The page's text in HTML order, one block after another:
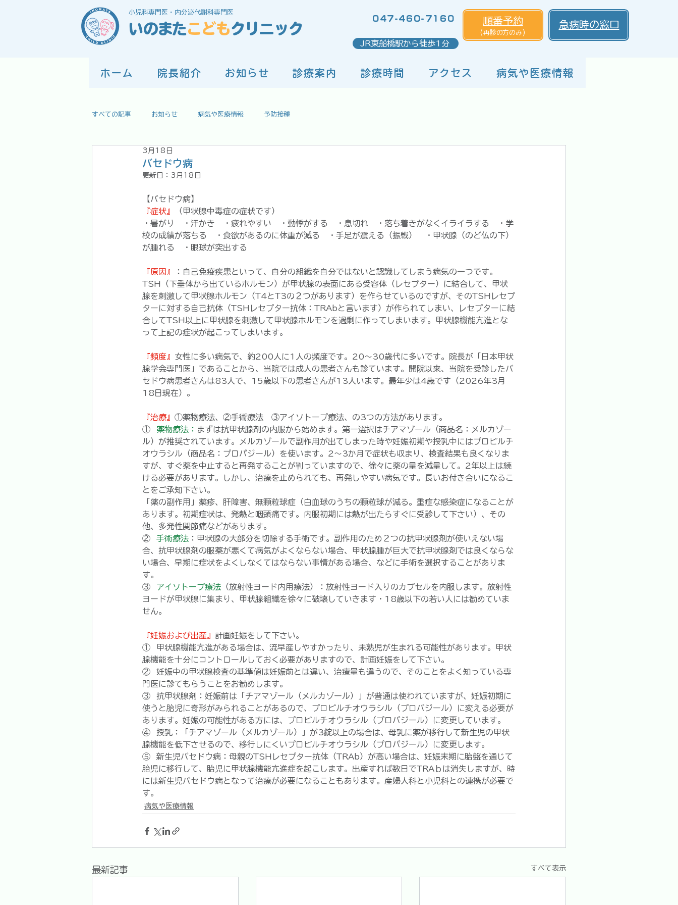
小児科専門医・内分泌代謝科専門医
いのまたこどもクリニック
047-460-7160
JR東船橋駅から徒歩1分
順番予約
(再診の方のみ)
急病時の窓口
ホーム 院長紹介 お知らせ 診療案内 診療時間 アクセス 病気や医療情報
すべての記事 お知らせ 病気や医療情報 予防接種
バセドウ病
3月18日
更新日： 3月18日
【バセドウ病】
『症状』
（甲状腺中毒症の症状です）
・暑がり　・汗かき　・疲れやすい　・動悸がする　・息切れ　・落ち着きがなくイライラする　・学
校の成績が落ちる　・食欲があるのに体重が減る　・手足が震える（振戦）　・甲状腺（のど仏の下）
が腫れる　・眼球が突出する
『原因』
：自己免疫疾患といって、自分の組織を自分ではないと認識してしまう病気の一つです。
TSH（下垂体から出ているホルモン）が甲状腺の表面にある受容体（レセプター）に結合して、甲状
腺を刺激して甲状腺ホルモン（T4とT3の２つがあります）を作らせているのですが、そのTSHレセプ
ターに対する自己抗体（TSHレセプター抗体：TRAbと言います）が作られてしまい、レセプターに結
合してTSH以上に甲状腺を刺激して甲状腺ホルモンを過剰に作ってしまいます。甲状腺機能亢進とな
って上記の症状が起こってしまいます。
『頻度』 女性に多い病気で、約200人に1人の頻度です。20～30歳代に多いです。院長が「日本甲状
腺学会専門医」であることから、当院では成人の患者さんも診ています。開院以来、当院を受診したバ
セドウ病患者さんは83人で、15歳以下の患者さんが13人います。最年少は4歳です（2026年3月
18日現在）。
『治療』 ①薬物療法、②手術療法　③アイソトープ療法、の3つの方法があります。
①
薬物療法： まずは抗甲状腺剤の内服から始めます。第一選択はチアマゾール（商品名：メルカゾー
ル）が推奨されています。メルカゾールで副作用が出てしまった時や妊娠初期や授乳中にはプロピルチ
オウラシル（商品名：プロパジール）を使います。2～3か月で症状も収まり、検査結果も良くなりま
すが、すぐ薬を中止すると再発することが判っていますので、徐々に薬の量を減量して。2年以上は続
ける必要があります。しかし、治療を止められても、再発しやすい病気です。長いお付き合いになるこ
とをご承知下さい。
「薬の副作用」薬疹、肝障害、無顆粒球症（白血球のうちの顆粒球が減る。重症な感染症になることが
あります。初期症状は、発熱と咽頭痛です。内服初期には熱が出たらすぐに受診して下さい）、その
他、多発性関節痛などがあります。
② 手術療法 ：甲状腺の大部分を切除する手術です。副作用のため２つの抗甲状腺剤が使いえない場
合、抗甲状腺剤の服薬が悪くて病気がよくならない場合、甲状腺腫が巨大で抗甲状腺剤では良くならな
い場合、早期に症状をよくしなくてはならない事情がある場合、などに手術を選択することがありま
す。
③ アイソトープ療法 （放射性ヨード内用療法）：放射性ヨード入りのカプセルを内服します。放射性
ヨードが甲状腺に集まり、甲状腺組織を徐々に破壊していきます・18歳以下の若い人には勧めていま
せん。
『妊娠および出産』 計画妊娠をして下さい。
①  甲状腺機能亢進がある場合は、流早産しやすかったり、未熟児が生まれる可能性があります。甲状
腺機能を十分にコントロールしておく必要がありますので、計画妊娠をして下さい。
②  妊娠中の甲状腺検査の基準値は妊娠前とは違い、治療量も違うので、そのことをよく知っている専
門医に診てもらうことをお勧めします。
③  抗甲状腺剤：妊娠前は「チアマゾール（メルカゾール）」が普通は使われていますが、妊娠初期に
使うと胎児に奇形がみられることがあるので、プロピルチオウラシル（プロパジール）に変える必要が
あります。妊娠の可能性がある方には、プロピルチオウラシル（プロパジール）に変更しています。
④  授乳：「チアマゾール（メルカゾール）」が3錠以上の場合は、母乳に薬が移行して新生児の甲状
腺機能を低下させるので、移行しにくいプロピルチオウラシル（プロパジール）に変更します。
⑤  新生児バセドウ病：母親のTSHレセプター抗体（TRAb）が高い場合は、妊娠末期に胎盤を通じて
胎児に移行して、胎児に甲状腺機能亢進症を起こします。出産すれば数日でTRAｂは消失しますが、時
には新生児バセドウ病となって治療が必要になることもあります。産婦人科と小児科との連携が必要で
す。
病気や医療情報
最新記事 すべて表示